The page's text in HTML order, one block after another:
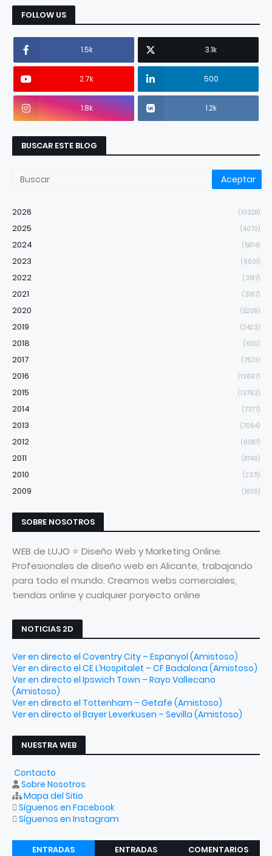
FOLLOW US
1.5k 3.1k
2.7k 500
1.8k 1.2k
BUSCAR ESTE BLOG
2026 (10328)
2025 (4070)
2024 (5874)
2023 (6601)
2022 (3197)
2021 (3167)
2020 (5209)
2019 (2423)
2018 (6110)
2017 (7573)
2016 (13667)
2015 (13763)
2014 (7377)
2013 (7064)
2012 (6087)
2011 (8740)
2010 (2371)
2009 (1836)
SOBRE NOSOTROS
WEB de LUJO ⭐ Diseño Web y Marketing Online.
Profesionales de diseño web en Alicante, trabajando
para todo el mundo. Creamos webs comerciales,
tiendas online y cualquier poryecto online
NOTICIAS 2D
Ver en directo el Coventry City – Espanyol (Amistoso)
Ver en directo el CE L’Hospitalet – CF Badalona (Amistoso)
Ver en directo el Ipswich Town – Rayo Vallecano
(Amistoso)
Ver en directo el Tottenham – Getafe (Amistoso)
Ver en directo el Bayer Leverkusen – Sevilla (Amistoso)
NUESTRA WEB
Contacto
Sobre Nosotros
Mapa del Sitio
Síguenos en Facebook
Síguenos en Instagram
ENTRADAS
ENTRADAS
COMENTARIOS